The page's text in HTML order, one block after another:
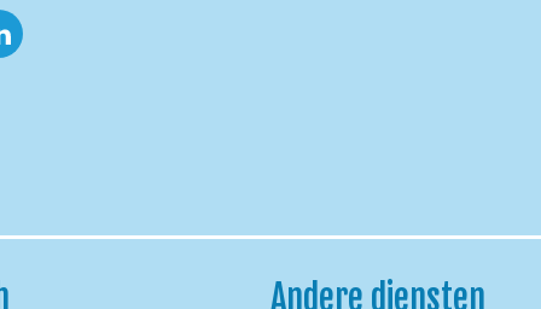
Andere diensten